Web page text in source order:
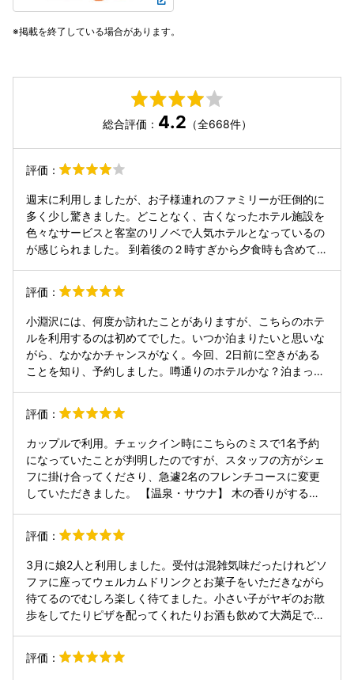
掲載を終了している場合があります。
総合評価： 4.2 （全668件）
評価：
週末に利用しましたが、お子様連れのファミリーが圧倒的に
多く少し驚きました。どことなく、古くなったホテル施設を
色々なサービスと客室のリノベで人気ホテルとなっているの
が感じられました。 到着後の２時すぎから夕食時も含めて夜
ロ、夜食のうどんなど、サービスが満点でした。その分、料
金は高めで割安感は感じられませんでしたが。 食事は、夕食
が洋食のコース料理で味も量もまずまずでよかったのです
が、朝食はプレート洋食だったのが意外でした。サラダバー
やスープなどもビュッフェスタイルでいただけれるのです
が、デザートはフルーツ２種だけは寂しかったです。 部屋は
大人３人でツインの部屋でしたが窮屈さもなく良かったで
通でした。 家族連れが多くにぎやかですが、部屋数がそれほ
評価：
小淵沢には、何度か訪れたことがありますが、こちらのホテ
ルを利用するのは初めてでした。いつか泊まりたいと思いな
がら、なかなかチャンスがなく。今回、2日前に空きがある
ことを知り、予約しました。噂通りのホテルかな？泊まって
泊でしたが、とても良いホテルで、エネルギーをたくさんい
ただきました。コンパクトだけど快適なお部屋、ピザや牛す
じうどん、おつまみ、様々なドリンク。そして何より、働い
ている方たちのホスピタリティ溢れる接客。もっともっとこ
の方たちとお話しをしたい、そんな気持ちになるホテルでし
た。お部屋の種類がいろいろあることをあとで知り、また行
きたいなぁとカレンダーを眺めています。 ピザとうどんが食
まりたくさん食べられない私には、ちょうどよかったです。
とても綺麗でした。感動。
評価：
カップルで利用。チェックイン時にこちらのミスで1名予約
になっていたことが判明したのですが、スタッフの方がシェ
フに掛け合ってくださり、急遽2名のフレンチコースに変更
していただきました。 【温泉・サウナ】 木の香りがするウ
なく、サウナ、水風呂、屋外の外気浴チェアまで完備で最高
でした。 【食事・オールインクルーシブ】 夕食はボリュー
ム満点のフレンチコース（パン食べ放題）。お肉を目の前で
焼いてくれるなどのパフォーマンスもあり、とても楽しめま
した。オールインクルーシブなので、山梨・長野のワインや
日本酒など多種多様なアルコールが追加料金なしで楽しめま
す。 【夜食・朝食】 食後はバーへ移動し、夜食のうどんや
タイム。朝食も新鮮な野菜、カレー、山梨のヨーグルトなど
評価：
3月に娘2人と利用しました。受付は混雑気味だったけれどソ
ファに座ってウェルカムドリンクとお菓子をいただきながら
待てるのでむしろ楽しく待てました。小さい子がヤギのお散
歩をしてたりピザを配ってくれたりお酒も飲めて大満足で
いしたり。夕飯でワインを飲み過ぎたのでもうお酒は飲めま
せんでしたが、それでもすごく楽しかったです。子供連れが
評価：